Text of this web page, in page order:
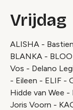
Vrijdag
ALISHA -
BLANKA -
Vos - Delano
- Eileen - ELIF -
Hidde van Wee
Joris Voorn -